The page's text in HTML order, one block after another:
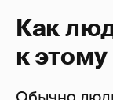
Как
к этому